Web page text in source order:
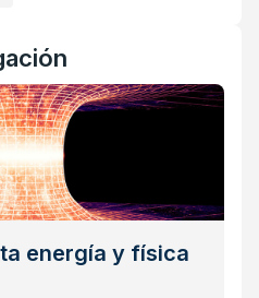
energía y física